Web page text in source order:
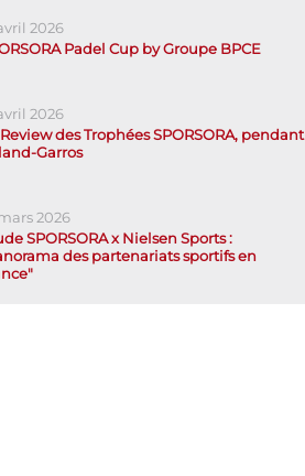
2026
Padel Cup by Groupe BPCE
2026
des Trophées SPORSORA, pendant
Garros
2026
SPORSORA x Nielsen Sports :
des partenariats sportifs en